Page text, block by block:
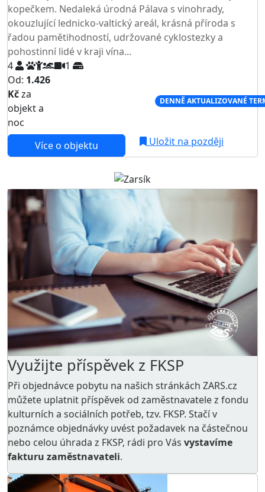
kopečkem. Nedaleká úrodná Pálava s vinohrady,
okouzlující lednicko-valtický areál, krásná příroda s
řadou pamětihodností, udržované cyklostezky a
pohostinní lidé v kraji vína...
4
1
Od: 1.426
Kčza
objekt a
noc
DENNĚ AKTUALIZOVANÉ
Více o objektu Uložit na později
Využijte příspěvek z FKSP
Při objednávce pobytu na našich stránkách ZARS.cz
můžete uplatnit příspěvek od zaměstnavatele z fondu
kulturních a sociálních potřeb, tzv. FKSP. Stačí v
poznámce objednávky uvést požadavek na částečnou
nebo celou úhrada z FKSP, rádi pro Vás vystavíme
fakturu zaměstnavateli.